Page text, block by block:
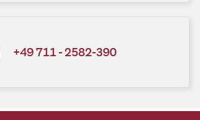
+49 711 - 2582-390